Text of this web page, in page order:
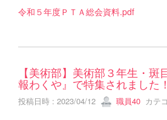
令和５年度ＰＴＡ総会資料.pdf
【美術部】美術部３年生・斑
報わくや』で特集されました
投稿日時 : 2023/04/12 職員40 カテ